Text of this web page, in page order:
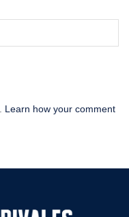
Learn how your comment